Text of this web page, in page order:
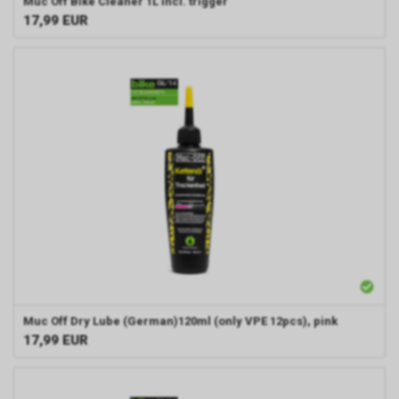
17,99 EUR
Muc Off Dry Lube (German)120ml (only VPE 12pcs), pink
17,99 EUR